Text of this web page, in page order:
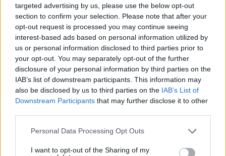
targeted advertising by us, please use the below opt-out
section to confirm your selection. Please note that after your
opt-out request is processed you may continue seeing
interest-based ads based on personal information utilized by
us or personal information disclosed to third parties prior to
your opt-out. You may separately opt-out of the further
disclosure of your personal information by third parties on the
IAB’s list of downstream participants. This information may
also be disclosed by us to third parties on the IAB’s List of
Downstream Participants that may further disclose it to other
Please note that this website/app uses one or more Google
not limited to your visit or usage behaviour. You may click to
Personal Data Processing Opt Outs
I want to opt-out of the Sharing of my
Νεαρός Παλαιστίνιος κλείδωσε
ανήλικη στο σπίτι του στα Χανιά, την
έσωσαν οι φωνές της
09.08.2026, 10:38 115